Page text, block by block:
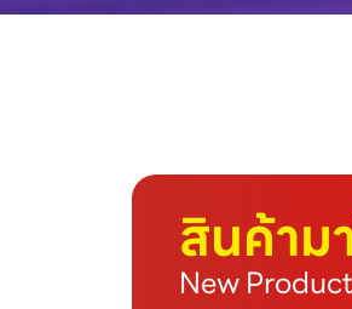
สินค้าม
New